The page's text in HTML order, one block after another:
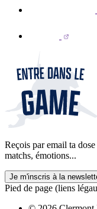
Reçois par email ta
matchs, émotions...
Je m'inscris à la
Pied de page (liens